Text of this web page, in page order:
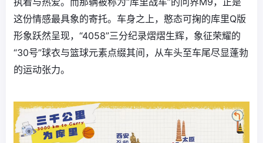
这份情感最具象的寄托。车身之上，憨态可掬的库里Q版
形象跃然呈现，“4058”三分纪录熠熠生辉，象征荣耀的
“30号”球衣与篮球元素点缀其间，从车头至车尾尽显蓬勃
的运动张力。